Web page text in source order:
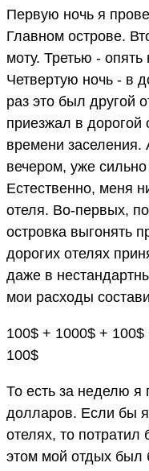
Первую ночь я
Главном острове.
моту. Третью -
Четвертую ночь - в
раз это был другой
приезжал в дорогой
времени
вечером, уже
Естественно, меня
отеля. Во-первых,
островка выгонять
дорогих отелях
даже в
мои расходы
100$ + 1000$ +
100$
То есть за неделю я
долларов. Если бы
отелях, то
этом мой отдых был